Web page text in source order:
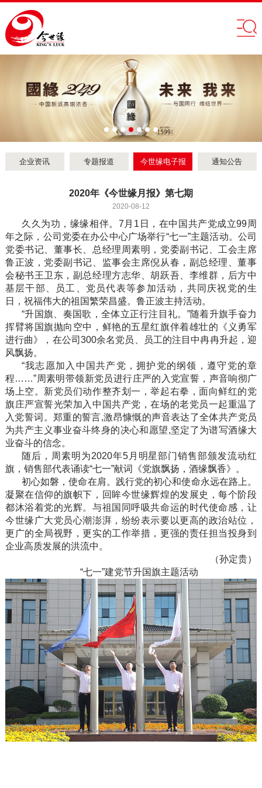
企业资讯 专题报道 今世缘电子报 通知公告
2020年《今世缘月报》第七期
2020-08-12
久久为功，缘缘相伴。7月1日，在中国共产党成立99周
年之际，公司党委在办公中心广场举行“七一”主题活动。公司
党委书记、董事长、总经理周素明，党委副书记、工会主席
鲁正波，党委副书记、监事会主席倪从春，副总经理、董事
会秘书王卫东，副总经理方志华、胡跃吾、李维群，后方中
基层干部、员工、党员代表等参加活动，共同庆祝党的生
日，祝福伟大的祖国繁荣昌盛。鲁正波主持活动。
“升国旗、奏国歌，全体立正行注目礼。”随着升旗手奋力
挥臂将国旗抛向空中，鲜艳的五星红旗伴着雄壮的《义勇军
进行曲》，在公司300余名党员、员工的注目中冉冉升起，迎
风飘扬。
“我志愿加入中国共产党，拥护党的纲领，遵守党的章
程……”周素明带领新党员进行庄严的入党宣誓，声音响彻广
场上空。新党员们动作整齐划一，举起右拳，面向鲜红的党
旗庄严宣誓光荣加入中国共产党，在场的老党员一起重温了
入党誓词。郑重的誓言,激昂慷慨的声音表达了全体共产党员
为共产主义事业奋斗终身的决心和愿望,坚定了为谱写酒缘大
业奋斗的信念。
随后，周素明为2020年5月明星部门销售部颁发流动红
旗，销售部代表诵读“七一”献词《党旗飘扬，酒缘飘香》。
初心如磐，使命在肩。践行党的初心和使命永远在路上。
凝聚在信仰的旗帜下，回眸今世缘辉煌的发展史，每个阶段
都沐浴着党的光辉。与祖国同呼吸共命运的时代使命感，让
今世缘广大党员心潮澎湃，纷纷表示要以更高的政治站位，
更广的全局视野，更实的工作举措，更强的责任担当投身到
企业高质发展的洪流中。
（孙定贵）
“七一”建党节升国旗主题活动